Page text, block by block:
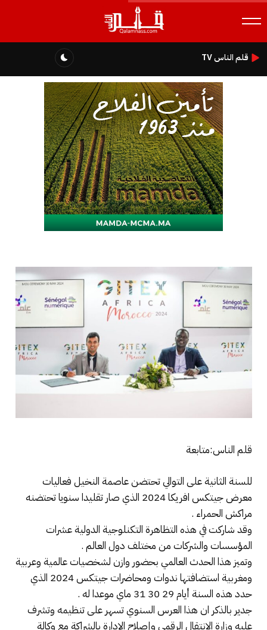
قلم الناس TV
قلم الناس:متابعة
للسنة الثانية على التوالي تحتضن عاصمة النخيل فعاليات
معرض جيتكس افريكا 2024 الذي صار تقليدا سنويا تحتضنه
مراكش الحمراء .
وقد شاركت في هذه التظاهرة التكنلوجية الدولية عشرات
المؤسسات والشركات من مختلف دول العالم .
وتميز هذا الحدث العالمي بحضور وازن لشخصيات عالمية وعربية
ومغربية استضافتها ندوات ومحاضرات جيتكس 2024 الذي
حدد هذه السنة أيام 29 30 31 ماي موعدا له .
جدير بالذكر ان هذا العرس السنوي تسهر على تنظيمه وتشرف
عليه وزارة الانتقال الرقمي وإصلاح الإدارة بالشراكة مع وكالة